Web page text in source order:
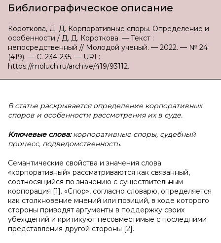
Библиографическое описание
Короткова, Д. Д. Корпоративные споры. Определение и
особенности / Д. Д. Короткова. — Текст :
непосредственный // Молодой ученый. — 2022. — № 24
(419). — С. 234-235. — URL:
https://moluch.ru/archive/419/93112.
В статье раскрывается определение корпоративных
споров и особенности рассмотрения их в суде.
Ключевые слова:корпоративные споры, судебный
процесс, подведомственность.
Семантические свойства и значения слова
«корпоративный» рассматриваются как связанный,
соотносящийся по значению с существительным
корпорация [1]. «Спор», согласно словарю, определяется
как столкновение мнений или позиций, в ходе которого
стороны приводят аргументы в поддержку своих
убеждений и критикуют несовместимые с последними
представления другой стороны [2].